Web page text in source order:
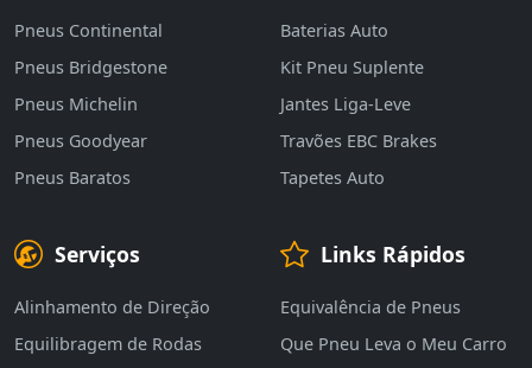
Pneus Continental
Pneus Bridgestone
Pneus Michelin
Pneus Goodyear
Pneus Baratos
Baterias Auto
Kit Pneu Suplente
Jantes Liga-Leve
Travões EBC Brakes
Tapetes Auto
Serviços
Alinhamento de Direção
Equilibragem de Rodas
Links Rápidos
Equivalência de Pneus
Que Pneu Leva o Meu Carro